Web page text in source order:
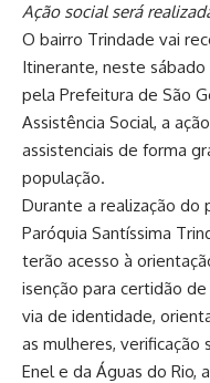
Ação social será
O bairro Trindade vai
Itinerante, neste
pela Prefeitura de São
Assistência Social, a
assistenciais de forma
população.
Durante a realização do
Paróquia Santíssima
terão acesso à
isenção para certidão
via de identidade,
as mulheres,
Enel e da Águas do Rio,